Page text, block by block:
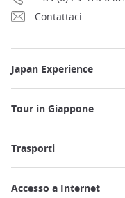
Contattaci
Japan Experience
Tour in Giappone
Trasporti
Accesso a Internet